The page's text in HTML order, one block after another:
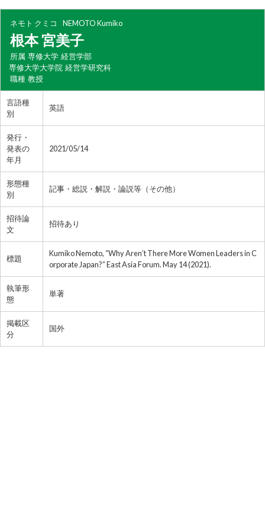
ネモト クミコ NEMOTO Kumiko
根本 宮美子
所属 専修大学 経営学部
専修大学大学院 経営学研究科
職種 教授
言語種
別
英語
発行・
発表の
年月
2021/05/14
形態種
別
記事・総説・解説・論説等（その他）
招待論
文
招待あり
標題
Kumiko Nemoto, “Why Aren’t There More Women Leaders in C
orporate Japan?” East Asia Forum. May 14 (2021).
執筆形
態
単著
掲載区
分
国外